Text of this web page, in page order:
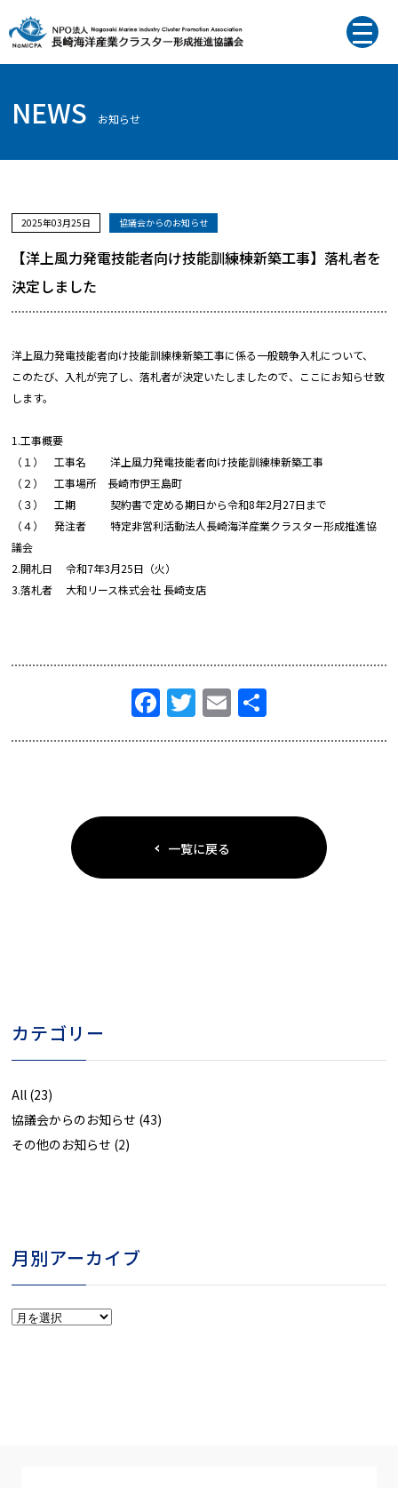
NEWS お知らせ
2025年03月25日 協議会からのお知らせ
【洋上風力発電技能者向け技能訓練棟新築工事】落札者を
決定しました
洋上風力発電技能者向け技能訓練棟新築工事に係る一般競争入札について、
このたび、入札が完了し、落札者が決定いたしましたので、ここにお知らせ致
します。
1.工事概要
（１） 工事名 洋上風力発電技能者向け技能訓練棟新築工事
（２） 工事場所 長崎市伊王島町
（３） 工期 契約書で定める期日から令和8年2月27日まで
（４） 発注者 特定非営利活動法人長崎海洋産業クラスター形成推進協
議会
2.開札日 令和7年3月25日（火）
3.落札者 大和リース株式会社 長崎支店
Facebook
Twitter
Email
有
一覧に戻る
カテゴリー
All (23)
協議会からのお知らせ (43)
その他のお知らせ (2)
月別アーカイブ
月